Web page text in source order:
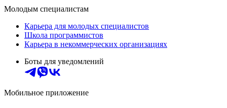
Молодым специалистам
Карьера для молодых специалистов
Школа программистов
Карьера в некоммерческих организациях
Боты для уведомлений
Мобильное приложение